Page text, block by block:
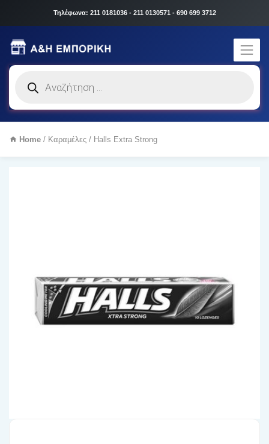
Τηλέφωνα: 211 0181036 - 211 0130571 - 690 699 3712
search
Home / Καραμέλες / Halls Extra Strong